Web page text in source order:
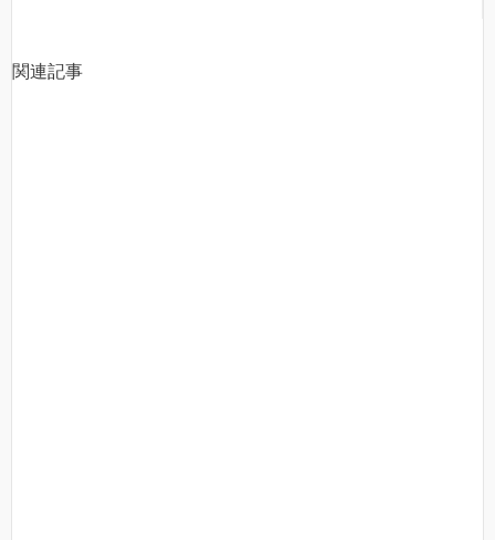
関連記事